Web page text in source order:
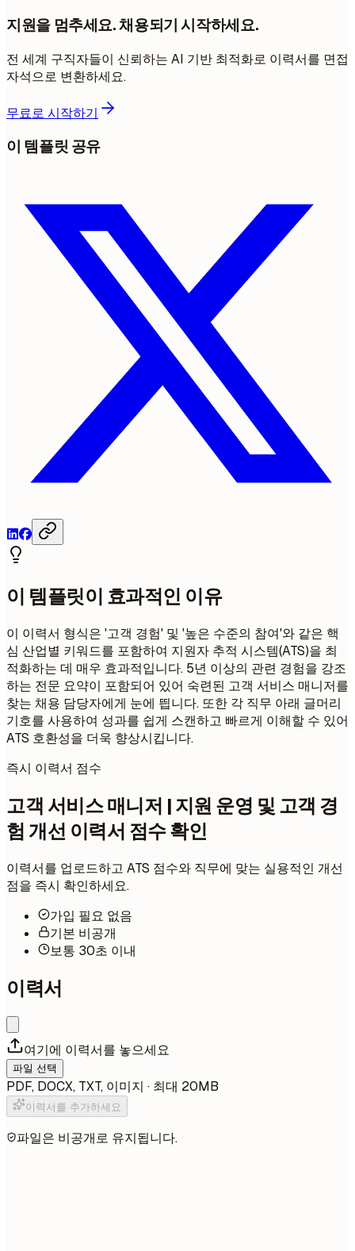
지원을 멈추세요. 채용되기 시작하세요.
전 세계 구직자들이 신뢰하는 AI 기반 최적화로 이력서를 면접
자석으로 변환하세요.
무료로 시작하기
이 템플릿 공유
이 템플릿이 효과적인 이유
이 이력서 형식은 '고객 경험' 및 '높은 수준의 참여'와 같은 핵
심 산업별 키워드를 포함하여 지원자 추적 시스템(ATS)을 최
적화하는 데 매우 효과적입니다. 5년 이상의 관련 경험을 강조
하는 전문 요약이 포함되어 있어 숙련된 고객 서비스 매니저를
찾는 채용 담당자에게 눈에 띕니다. 또한 각 직무 아래 글머리
기호를 사용하여 성과를 쉽게 스캔하고 빠르게 이해할 수 있어
ATS 호환성을 더욱 향상시킵니다.
즉시 이력서 점수
고객 서비스 매니저 | 지원 운영 및 고객 경
험 개선 이력서 점수 확인
이력서를 업로드하고 ATS 점수와 직무에 맞는 실용적인 개선
점을 즉시 확인하세요.
가입 필요 없음
기본 비공개
보통 30초 이내
이력서
여기에 이력서를 놓으세요
파일 선택
PDF, DOCX, TXT, 이미지 · 최대 20MB
이력서를 추가하세요
파일은 비공개로 유지됩니다.